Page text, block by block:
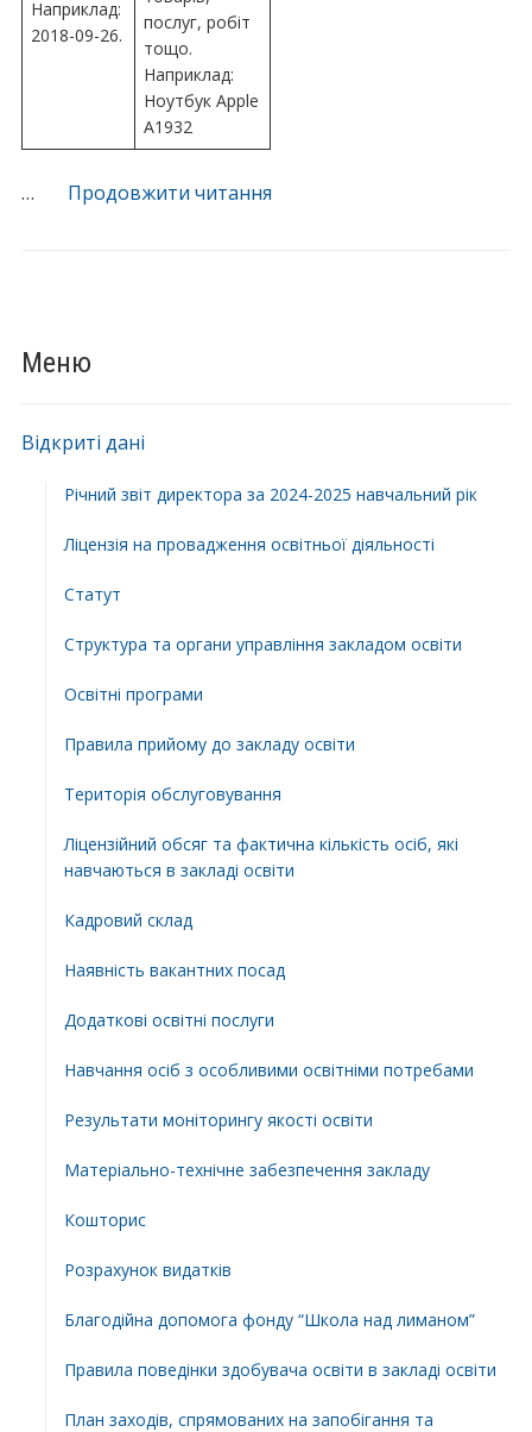
Меню
Відкриті дані
Річний звіт директора за 2024-2025 навчальний рік
Ліцензія на провадження освітньої діяльності
Статут
Структура та органи управління закладом освіти
Освiтнi програми
Правила прийому до закладу освіти
Територiя обслуговування
Ліцензійний обсяг та фактична кількість осіб, які
навчаються в закладі освіти
Кадровий склад
Наявність вакантних посад
Додатковi освiтнi послуги
Навчання осіб з особливими освітніми потребами
Результати моніторингу якості освіти
Матеріально-технічне забезпечення закладу
Кошторис
Розрахунок видатків
Благодійна допомога фонду “Школа над лиманом”
Правила поведінки здобувача освіти в закладі освіти
План заходів, спрямованих на запобігання та
Наприклад:
2018-09-26.
послуг, робіт
тощо.
Наприклад:
Ноутбук Apple
A1932
… Продовжити читання“Благодійна